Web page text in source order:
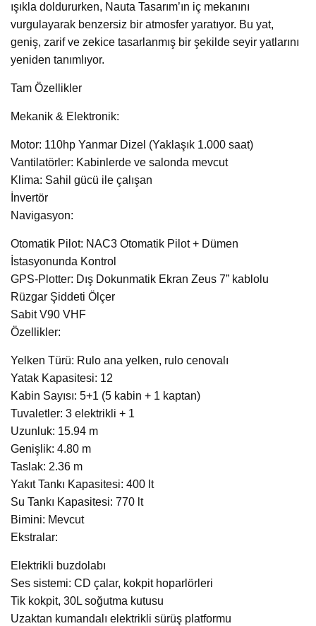
ışıkla doldururken, Nauta Tasarım’ın iç mekanını
vurgulayarak benzersiz bir atmosfer yaratıyor. Bu yat,
geniş, zarif ve zekice tasarlanmış bir şekilde seyir yatlarını
yeniden tanımlıyor.
Tam Özellikler
Mekanik & Elektronik:
Motor: 110hp Yanmar Dizel (Yaklaşık 1.000 saat)
Vantilatörler: Kabinlerde ve salonda mevcut
Klima: Sahil gücü ile çalışan
İnvertör
Navigasyon:
Otomatik Pilot: NAC3 Otomatik Pilot + Dümen
İstasyonunda Kontrol
GPS-Plotter: Dış Dokunmatik Ekran Zeus 7” kablolu
Rüzgar Şiddeti Ölçer
Sabit V90 VHF
Özellikler:
Yelken Türü: Rulo ana yelken, rulo cenovalı
Yatak Kapasitesi: 12
Kabin Sayısı: 5+1 (5 kabin + 1 kaptan)
Tuvaletler: 3 elektrikli + 1
Uzunluk: 15.94 m
Genişlik: 4.80 m
Taslak: 2.36 m
Yakıt Tankı Kapasitesi: 400 lt
Su Tankı Kapasitesi: 770 lt
Bimini: Mevcut
Ekstralar:
Elektrikli buzdolabı
Ses sistemi: CD çalar, kokpit hoparlörleri
Tik kokpit, 30L soğutma kutusu
Uzaktan kumandalı elektrikli sürüş platformu